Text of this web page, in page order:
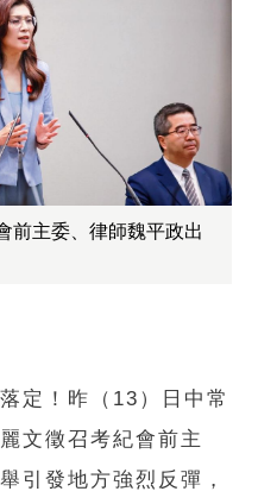
前主委、律師魏平政出
定！昨（13）日中常
文徵召考紀會前主
引發地方強烈反彈，